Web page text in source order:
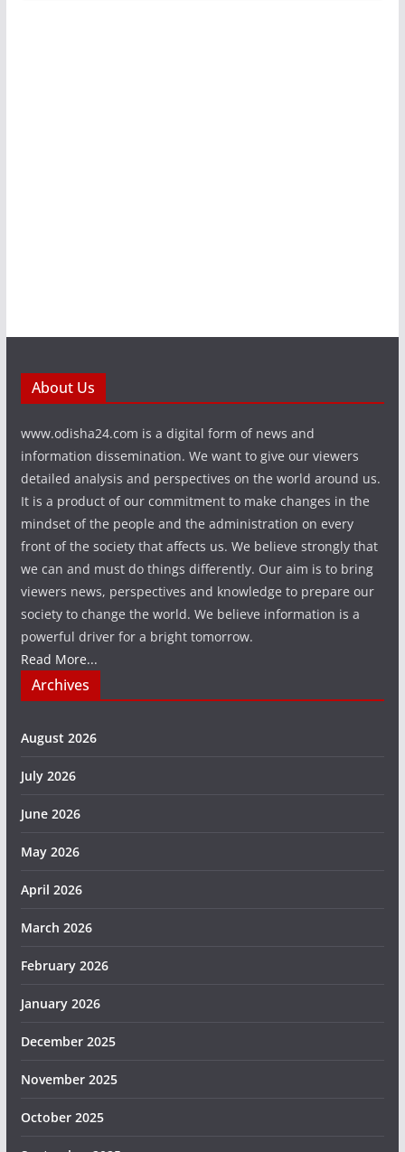
About Us
www.odisha24.com is a digital form of news and
information dissemination. We want to give our viewers
detailed analysis and perspectives on the world around us.
It is a product of our commitment to make changes in the
mindset of the people and the administration on every
front of the society that affects us. We believe strongly that
we can and must do things differently. Our aim is to bring
viewers news, perspectives and knowledge to prepare our
society to change the world. We believe information is a
powerful driver for a bright tomorrow.
Read More...
Archives
August 2026
July 2026
June 2026
May 2026
April 2026
March 2026
February 2026
January 2026
December 2025
November 2025
October 2025